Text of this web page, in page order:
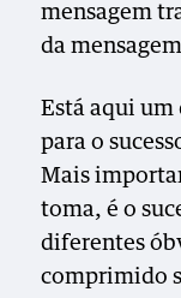
mensagem
da
Está aqui um
para o
Mais
toma, é o
diferentes
comprimido